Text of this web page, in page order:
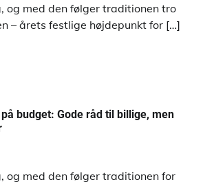
og med den følger traditionen tro
– årets festlige højdepunkt for […]
budget: Gode råd til billige, men
og med den følger traditionen for